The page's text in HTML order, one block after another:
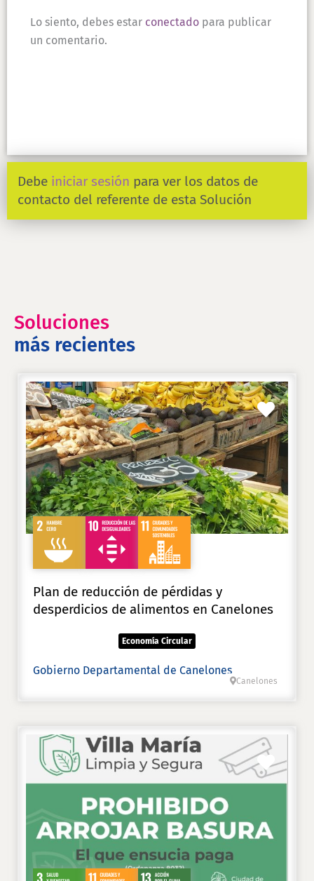
Lo siento, debes estar conectado para publicar
un comentario.
Debe iniciar sesión para ver los datos de
contacto del referente de esta Solución
Soluciones
más recientes
Plan de reducción de pérdidas y
desperdicios de alimentos en Canelones
Economía Circular
Gobierno Departamental de Canelones
Canelones